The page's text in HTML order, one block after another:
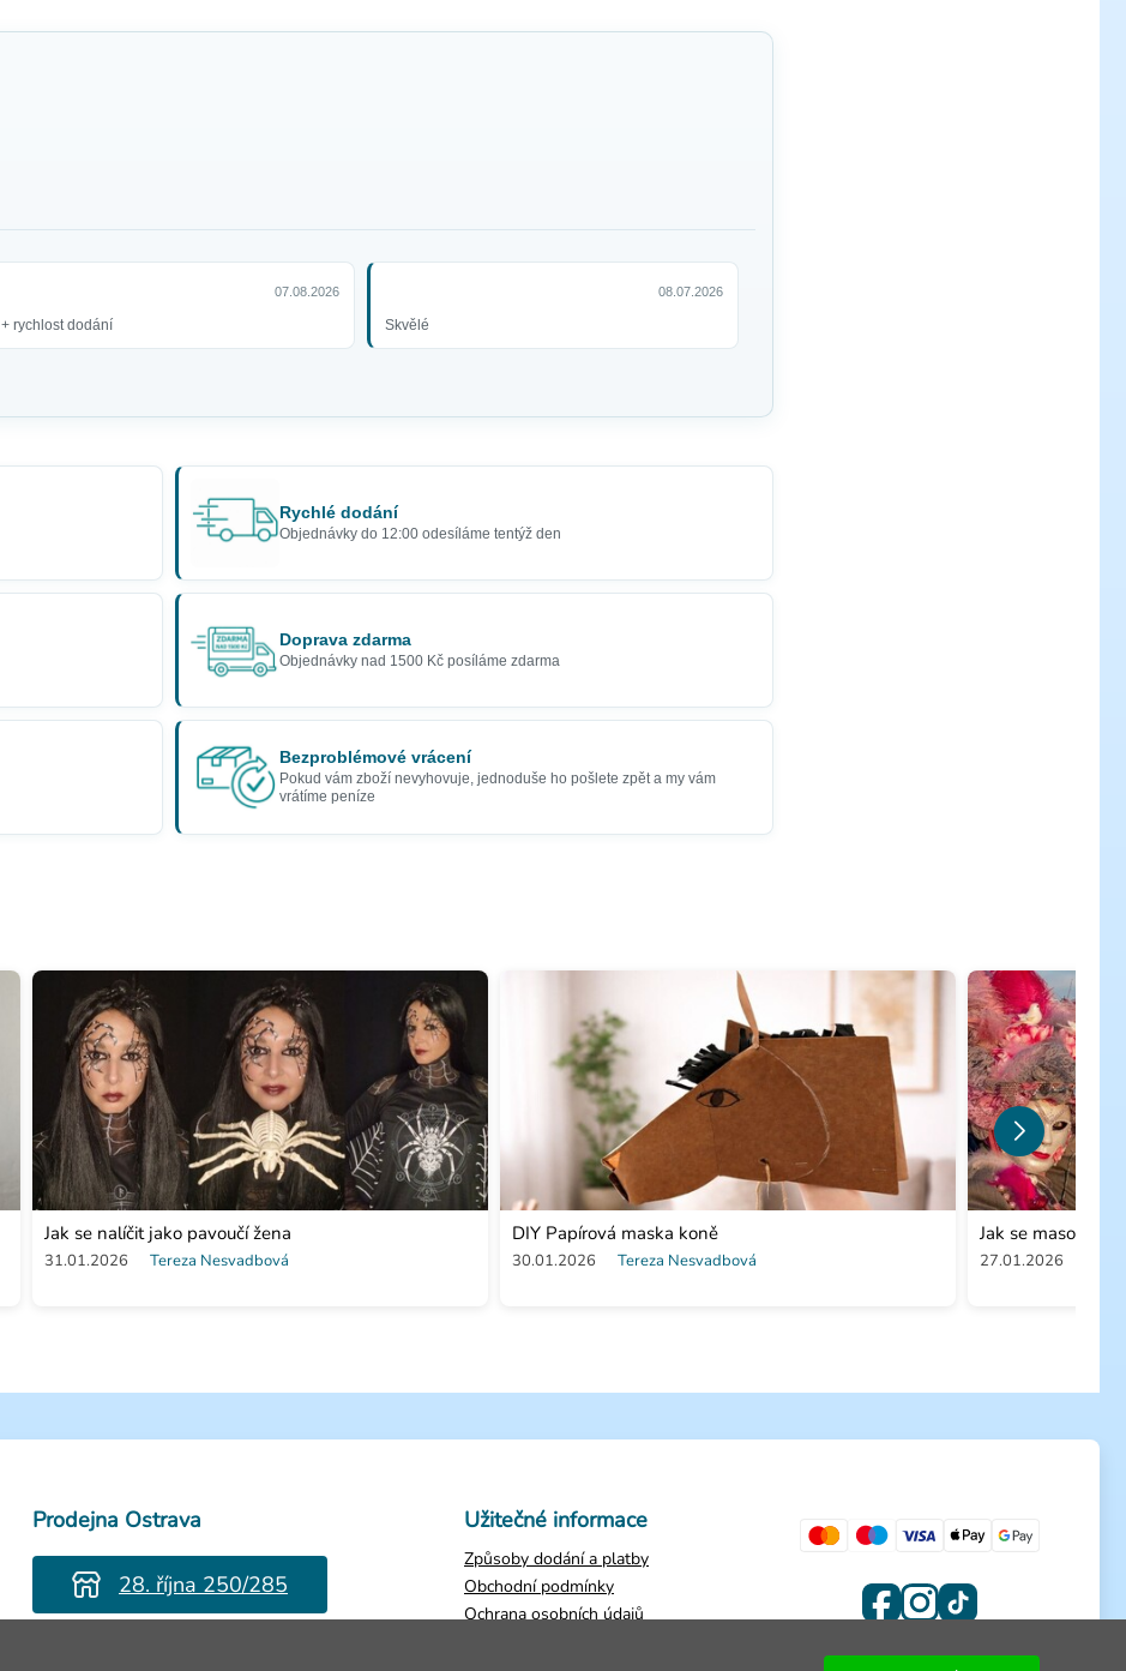
07.08.2026
+ rychlost dodání
08.07.2026
Skvělé
Rychlé dodání
Objednávky do 12:00 odesíláme tentýž den
Doprava zdarma
Objednávky nad 1500 Kč posíláme zdarma
Bezproblémové vrácení
Pokud vám zboží nevyhovuje, jednoduše ho pošlete zpět a my vám
vrátíme peníze
Jak se nalíčit jako pavoučí žena
31.01.2026 Tereza Nesvadbová
DIY Papírová maska koně
30.01.2026 Tereza Nesvadbová
Jak se masopust
27.01.2026
Prodejna Ostrava
28. října 250/285
Užitečné informace
Způsoby dodání a platby
Obchodní podmínky
Ochrana osobních údajů